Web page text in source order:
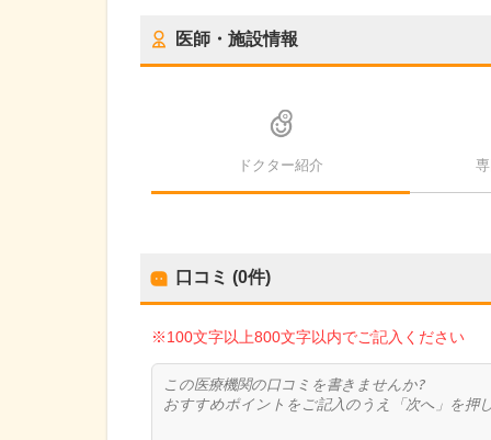
医師・施設情報
ドクター紹介
口コミ (0件)
※100文字以上800文字以内でご記入ください